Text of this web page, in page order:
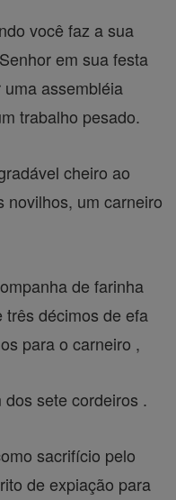
você faz a sua
em sua festa
assembléia
trabalho pesado.
cheiro ao
novilhos, um carneiro
de farinha
três décimos de efa
para o carneiro ,
sete cordeiros .
sacrifício pelo
de expiação para